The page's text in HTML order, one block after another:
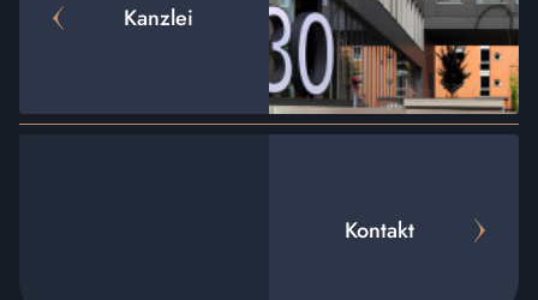
Kanzlei
Kontakt